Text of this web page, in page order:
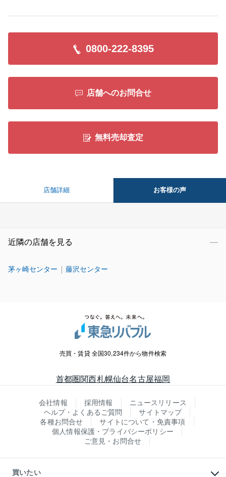
0800-222-8395
店舗へのお問合せ
無料売却査定
店舗詳細 お客様の声
近隣の店舗を見る
茅ヶ崎センター 藤沢センター
売買・賃貸 全国30,234件から物件検索
首都圏関西札幌仙台名古屋福岡
会社情報 採用情報
ニュースリリース
ヘルプ・よくあるご質問
サイトマップ
各種お問合せ
サイトについて・免責事項
個人情報保護・プライバシーポリシー
ご意見・お問合せ
買いたい